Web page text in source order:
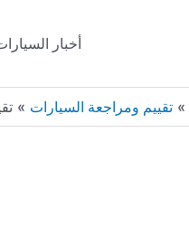
أخبار
تقييم ومراجعة السيارات